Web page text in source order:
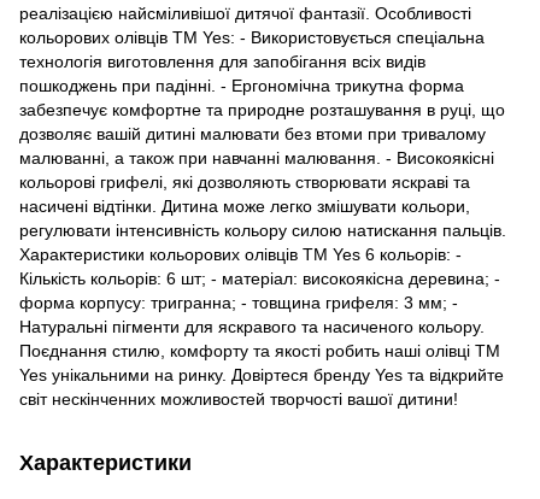
реалізацією найсміливішої дитячої фантазії. Особливості
кольорових олівців TM Yes: - Використовується спеціальна
технологія виготовлення для запобігання всіх видів
пошкоджень при падінні. - Ергономічна трикутна форма
забезпечує комфортне та природне розташування в руці, що
дозволяє вашій дитині малювати без втоми при тривалому
малюванні, а також при навчанні малювання. - Високоякісні
кольорові грифелі, які дозволяють створювати яскраві та
насичені відтінки. Дитина може легко змішувати кольори,
регулювати інтенсивність кольору силою натискання пальців.
Характеристики кольорових олівців TM Yes 6 кольорів: -
Кількість кольорів: 6 шт; - матеріал: високоякісна деревина; -
форма корпусу: тригранна; - товщина грифеля: 3 мм; -
Натуральні пігменти для яскравого та насиченого кольору.
Поєднання стилю, комфорту та якості робить наші олівці TM
Yes унікальними на ринку. Довіртеся бренду Yes та відкрийте
світ нескінченних можливостей творчості вашої дитини!
Характеристики